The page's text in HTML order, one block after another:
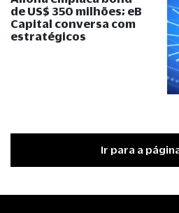
de US$ 350 milhões; eB
Capital conversa com
estratégicos
Ir para a